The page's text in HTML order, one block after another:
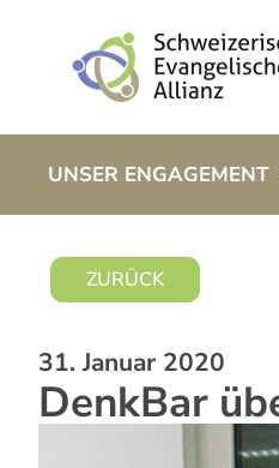
UNSER ENGAGEMENT
ZURÜCK
31. Januar 2020
DenkBar